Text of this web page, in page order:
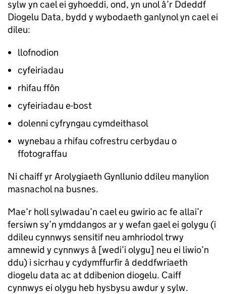
sylw yn cael ei gyhoeddi, ond, yn unol â’r Ddeddf
Diogelu Data, bydd y wybodaeth ganlynol yn cael ei
dileu:
llofnodion
cyfeiriadau
rhifau ffôn
cyfeiriadau e-bost
dolenni cyfryngau cymdeithasol
wynebau a rhifau cofrestru cerbydau o
ffotograffau
Ni chaiff yr Arolygiaeth Gynllunio ddileu manylion
masnachol na busnes.
Mae’r holl sylwadau’n cael eu gwirio ac fe allai’r
fersiwn sy’n ymddangos ar y wefan gael ei golygu (i
ddileu cynnwys sensitif neu amhriodol trwy
amnewid y cynnwys â [wedi’i olygu] neu ei liwio’n
ddu) i sicrhau y cydymffurfir â deddfwriaeth
diogelu data ac at ddibenion diogelu. Caiff
cynnwys ei olygu heb hysbysu awdur y sylw.